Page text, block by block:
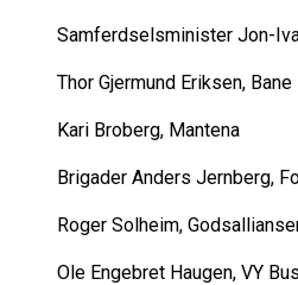
Samferdselsminister Jon-
Thor Gjermund Eriksen, Bane
Kari Broberg, Mantena
Brigader Anders Jernberg,
Roger Solheim,
Ole Engebret Haugen, VY